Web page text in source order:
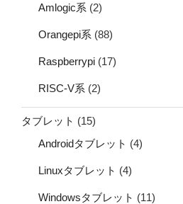
Amlogic系 (2)
Orangepi系 (88)
Raspberrypi (17)
RISC-V系 (2)
タブレット (15)
Androidタブレット (4)
Linuxタブレット (4)
Windowsタブレット (11)